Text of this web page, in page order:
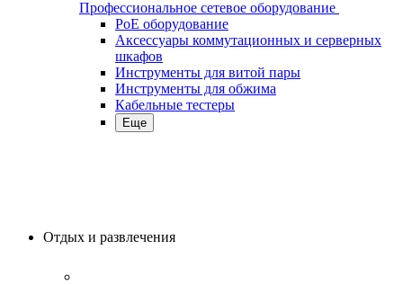
Профессиональное сетевое оборудование
PoE оборудование
Аксессуары коммутационных и серверных
шкафов
Инструменты для витой пары
Инструменты для обжима
Кабельные тестеры
Еще
Отдых и развлечения